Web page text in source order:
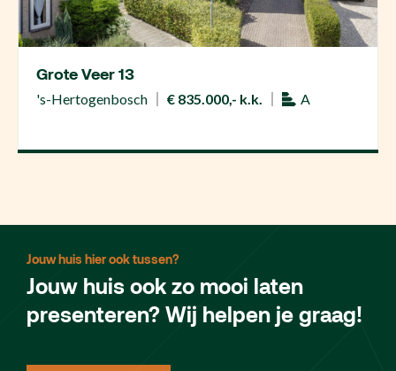
Grote Veer 13
's-Hertogenbosch € 835.000,- k.k. A
Jouw huis hier ook tussen?
Jouw huis ook zo mooi laten
presenteren? Wij helpen je graag!